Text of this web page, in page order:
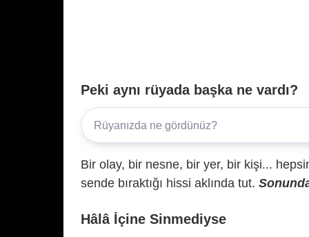
Peki aynı rüyada başka ne vardı?
Bir olay, bir nesne, bir yer, bir kişi...
sende bıraktığı hissi aklında tut.
Hâlâ İçine Sinmediyse